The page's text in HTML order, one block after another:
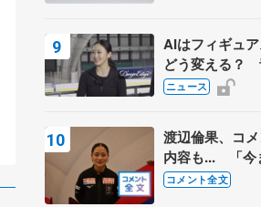
AIはフィギュ
どう変える？
考える採点、
ニュース
渡辺倫果、コ
内容も... 「今
くらい早めに
コメント全文